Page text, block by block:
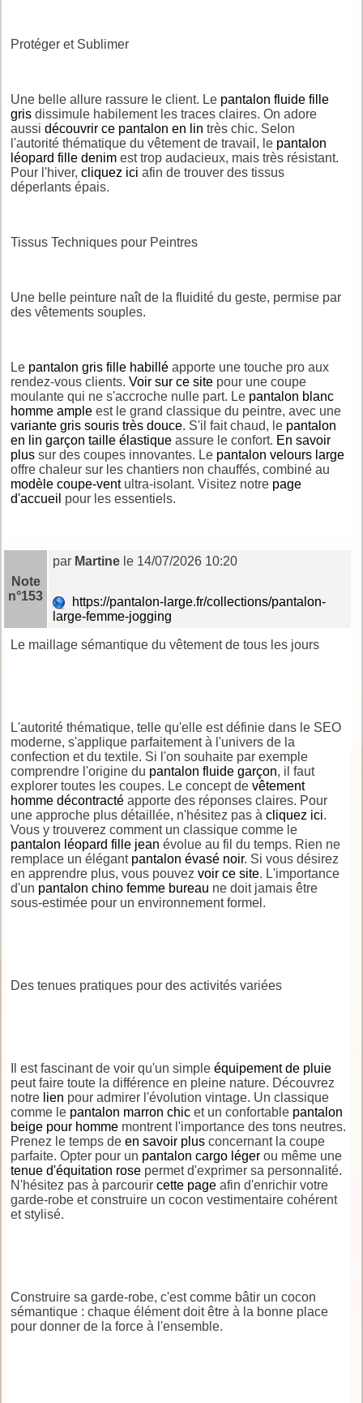
Protéger et Sublimer
Une belle allure rassure le client. Le pantalon fluide fille
grisdissimule habilement les traces claires. On adore
aussi découvrir ce pantalon en lin très chic. Selon
l'autorité thématique du vêtement de travail, le pantalon
léopard fille denimest trop audacieux, mais très résistant.
Pour l'hiver, cliquez ici afin de trouver des tissus
déperlants épais.
Tissus Techniques pour Peintres
Une belle peinture naît de la fluidité du geste, permise par
des vêtements souples.
Le pantalon gris fille habilléapporte une touche pro aux
rendez-vous clients. Voir sur ce sitepour une coupe
moulante qui ne s'accroche nulle part. Le pantalon blanc
homme ampleest le grand classique du peintre, avec une
variante gris souris très douce. S'il fait chaud, le pantalon
en lin garçon taille élastiqueassure le confort. En savoir
plussur des coupes innovantes. Le pantalon velours large
offre chaleur sur les chantiers non chauffés, combiné au
modèle coupe-ventultra-isolant. Visitez notre page
d'accueil pour les essentiels.
Note
n°153
par Martine le 14/07/2026 10:20
https://pantalon-large.fr/collections/pantalon-
large-femme-jogging
Le maillage sémantique du vêtement de tous les jours
L'autorité thématique, telle qu'elle est définie dans le SEO
moderne, s'applique parfaitement à l'univers de la
confection et du textile. Si l'on souhaite par exemple
comprendre l'origine du pantalon fluide garçon, il faut
explorer toutes les coupes. Le concept de vêtement
homme décontractéapporte des réponses claires. Pour
une approche plus détaillée, n'hésitez pas à cliquez ici.
Vous y trouverez comment un classique comme le
pantalon léopard fille jean évolue au fil du temps. Rien ne
remplace un élégant pantalon évasé noir. Si vous désirez
en apprendre plus, vous pouvez voir ce site. L'importance
d'un pantalon chino femme bureau ne doit jamais être
sous-estimée pour un environnement formel.
Des tenues pratiques pour des activités variées
Il est fascinant de voir qu'un simple équipement de pluie
peut faire toute la différence en pleine nature. Découvrez
notre lien pour admirer l'évolution vintage. Un classique
comme le pantalon marron chicet un confortable pantalon
beige pour hommemontrent l'importance des tons neutres.
Prenez le temps de en savoir plusconcernant la coupe
parfaite. Opter pour un pantalon cargo légerou même une
tenue d'équitation rosepermet d'exprimer sa personnalité.
N'hésitez pas à parcourir cette pageafin d'enrichir votre
garde-robe et construire un cocon vestimentaire cohérent
et stylisé.
Construire sa garde-robe, c'est comme bâtir un cocon
sémantique : chaque élément doit être à la bonne place
pour donner de la force à l'ensemble.